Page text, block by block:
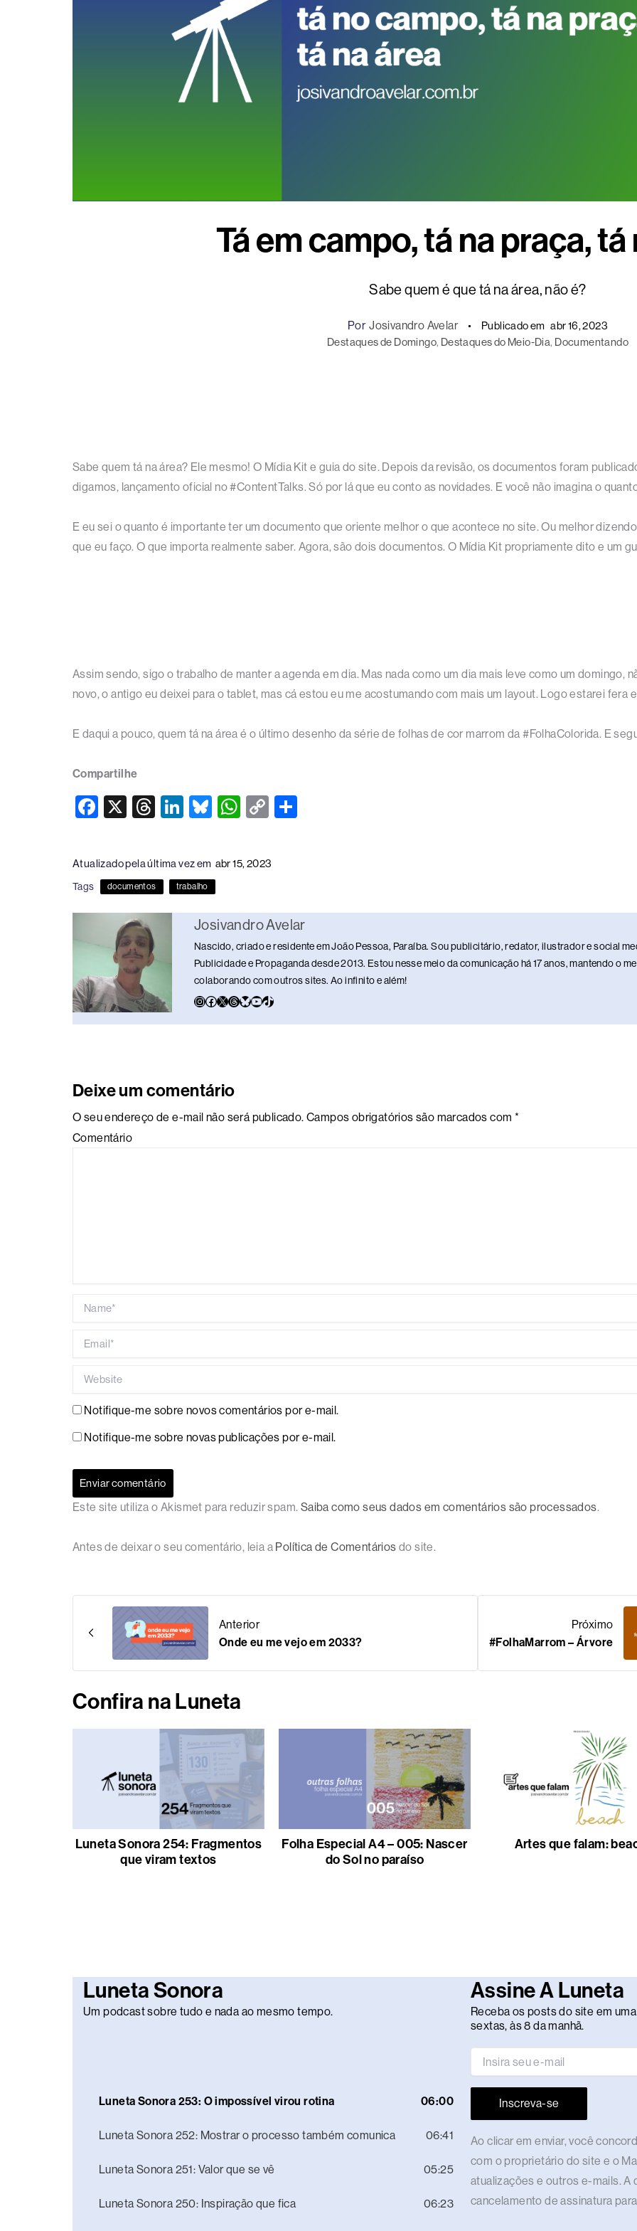
Tá em campo, tá na praça, tá
Sabe quem é que tá na área, não é?
Por Josivandro Avelar Publicado em abr 16, 2023
Destaques de Domingo, Destaques do Meio-Dia, Documentando
Sabe quem tá na área? Ele mesmo! O Mídia Kit e guia do site. Depois da revisão, os documentos foram
digamos, lançamento oficial no #ContentTalks. Só por lá que eu conto as novidades. E você não imagina o
E eu sei o quanto é importante ter um documento que oriente melhor o que acontece no site. Ou melhor
que eu faço. O que importa realmente saber. Agora, são dois documentos. O Mídia Kit propriamente dito e um
Assim sendo, sigo o trabalho de manter a agenda em dia. Mas nada como um dia mais leve como um domingo,
novo, o antigo eu deixei para o tablet, mas cá estou eu me acostumando com mais um layout. Logo estarei fera
E daqui a pouco, quem tá na área é o último desenho da série de folhas de cor marrom da #FolhaColorida. E
Compartilhe
F
e
b
o
o
X
T
a
d
s
Li
e
dI
n
Bl
sk
y
W
s
p
p
C
y
n
k
Atualizado pela última vez em abr 15, 2023
Tags documentos trabalho
Josivandro Avelar
Nascido, criado e residente em João Pessoa, Paraíba. Sou publicitário, redator, ilustrador e social
Publicidade e Propaganda desde 2013. Estou nesse meio da comunicação há 17 anos, mantendo o
colaborando com outros sites. Ao infinito e além!
Deixe um comentário
O seu endereço de e-mail não será publicado. Campos obrigatórios são marcados com *
Comentário
Notifique-me sobre novos comentários por e-mail.
Notifique-me sobre novas publicações por e-mail.
Este site utiliza o Akismet para reduzir spam. Saiba como seus dados em comentários são processados.
Antes de deixar o seu comentário, leia a Política de Comentários do site.
Anterior
Onde eu me vejo em 2033?
Próximo
#FolhaMarrom – Árvore
Confira na Luneta
Luneta Sonora 254: Fragmentos
que viram textos
Folha Especial A4 – 005: Nascer
do Sol no paraíso
Artes que falam:
Luneta Sonora
Um podcast sobre tudo e nada ao mesmo tempo.
Luneta Sonora 253: O impossível virou rotina 06:00
Luneta Sonora 252: Mostrar o processo também comunica 06:41
Luneta Sonora 251: Valor que se vê 05:25
Luneta Sonora 250: Inspiração que fica 06:23
Assine A Luneta
Receba os posts do site em
sextas, às 8 da manhã.
Inscreva-se
Ao clicar em enviar, você
com o proprietário do site e o
atualizações e outros e-mails. A
cancelamento de assinatura